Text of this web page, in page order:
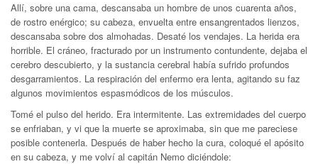
Allí, sobre una cama, descansaba un hombre de unos cuarenta años,
de rostro enérgico; su cabeza, envuelta entre ensangrentados lienzos,
descansaba sobre dos almohadas. Desaté los vendajes. La herida era
horrible. El cráneo, fracturado por un instrumento contundente, dejaba el
cerebro descubierto, y la sustancia cerebral había sufrido profundos
desgarramientos. La respiración del enfermo era lenta, agitando su faz
algunos movimientos espasmódicos de los músculos.
Tomé el pulso del herido. Era intermitente. Las extremidades del cuerpo
se enfriaban, y vi que la muerte se aproximaba, sin que me pareciese
posible contenerla. Después de haber hecho la cura, coloqué el apósito
en su cabeza, y me volví al capitán Nemo diciéndole: